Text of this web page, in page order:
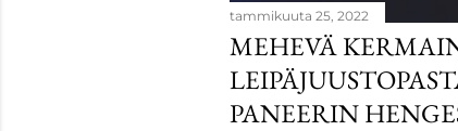
tammikuuta 25, 2022
MEHEVÄ
PANEERIN